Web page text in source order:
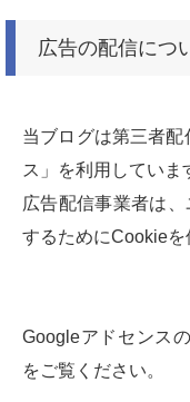
広告の配信につ
当ブログは第三者
ス」を利用していま
広告配信事業者は
するためにCookieを
Googleアドセンス
をご覧ください。